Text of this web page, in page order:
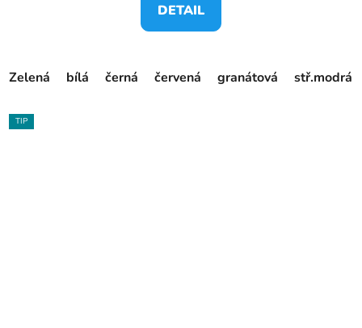
DETAIL
Zelená bílá černá červená granátová stř.modrá
TIP